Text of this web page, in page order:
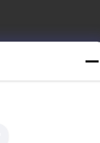
δαπανών PWM
Shenzhen Melin